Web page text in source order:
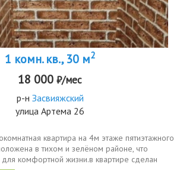
1 комн. кв., 30 м2
18 000 ₽/мес
р-н Засвияжский
улица Артема 26
квартира на 4м этаже пятиэтажного
в тихом и зелёном районе, что
комфортной жизни.в квартире сделан